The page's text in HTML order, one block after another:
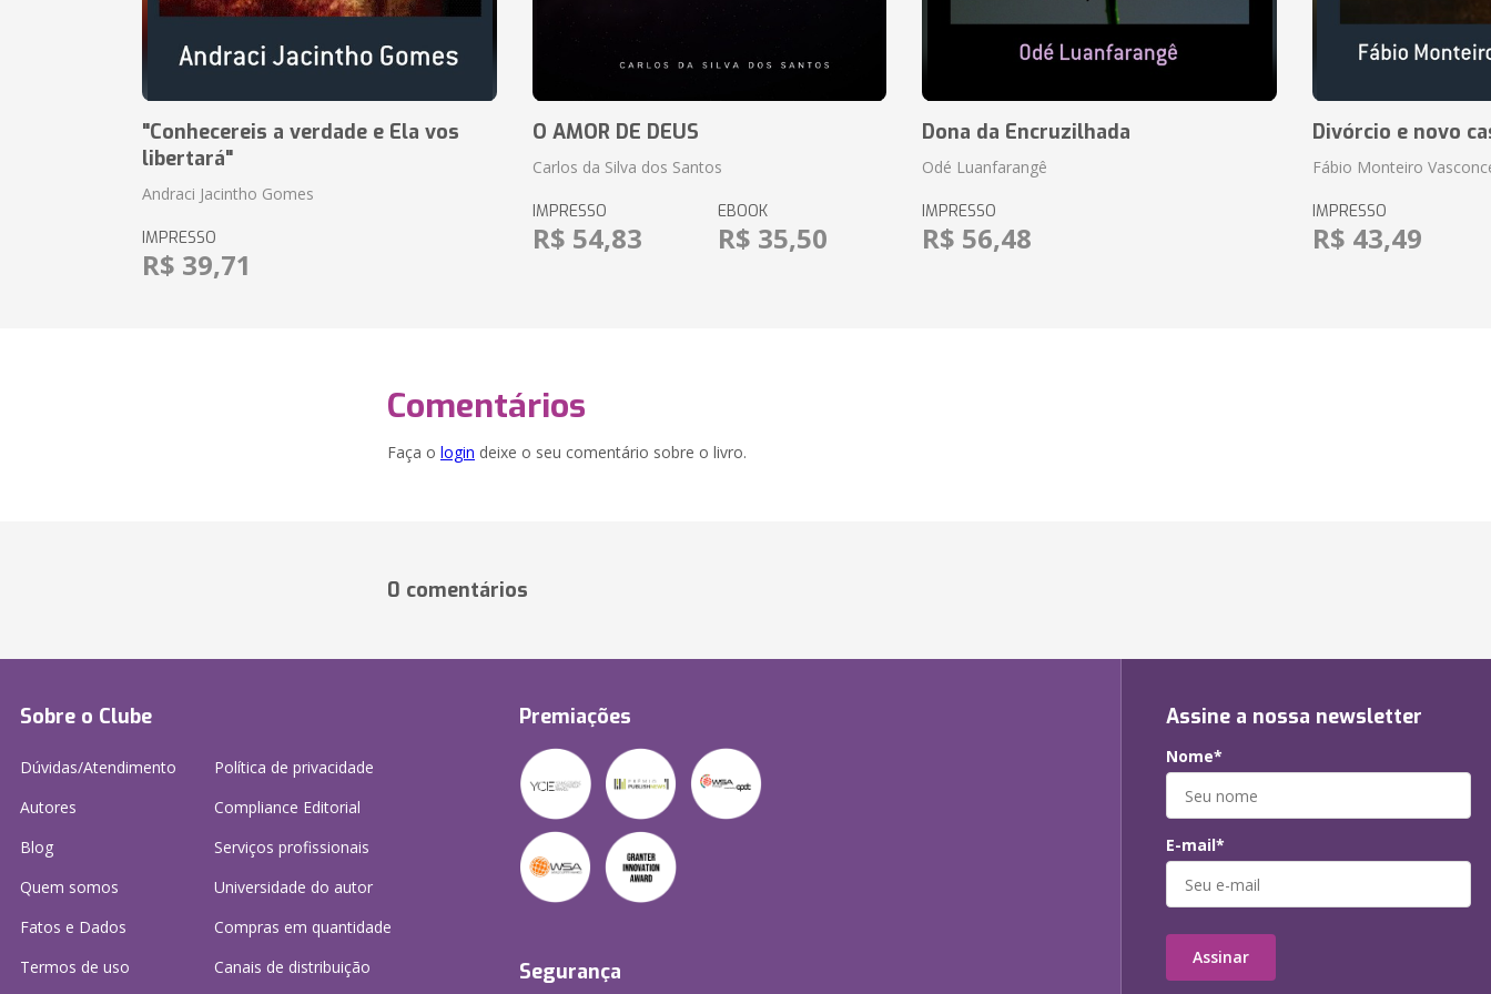
"Conhecereis a verdade e Ela vos
libertará"
Andraci Jacintho Gomes
IMPRESSO
R$ 39,71
O AMOR DE DEUS
Carlos da Silva dos Santos
IMPRESSO
R$ 54,83
EBOOK
R$ 35,50
Dona da Encruzilhada
Odé Luanfarangê
IMPRESSO
R$ 56,48
Divórcio e novo
Fábio Monteiro
IMPRESSO
R$ 43,49
Comentários
Faça o login deixe o seu comentário sobre o livro.
0 comentários
Sobre o Clube
Dúvidas/Atendimento
Autores
Blog
Quem somos
Fatos e Dados
Termos de uso
Política de privacidade
Compliance Editorial
Serviços profissionais
Universidade do autor
Compras em quantidade
Canais de distribuição
Premiações
Segurança
Assine a nossa newsletter
Nome*
E-mail*
Assinar